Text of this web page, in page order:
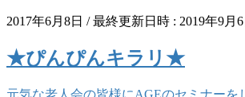
2017年6月8日 / 最終更新日時 : 2019年9月6
★ぴんぴんキラリ★